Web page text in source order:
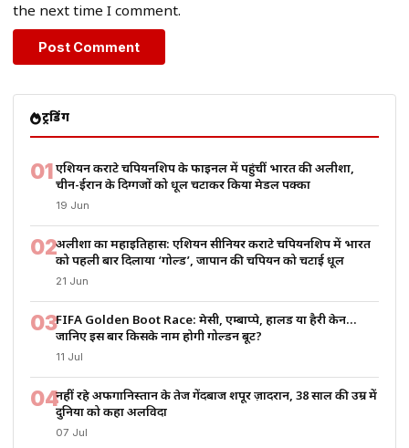
the next time I comment.
ट्रेंडिंग
01एशियन कराटे चैंपियनशिप के फाइनल में पहुंचीं भारत की अलीशा,
चीन-ईरान के दिग्गजों को धूल चटाकर किया मेडल पक्का
19 Jun
02अलीशा का महाइतिहास: एशियन सीनियर कराटे चैंपियनशिप में भारत
को पहली बार दिलाया ‘गोल्ड’, जापान की चैंपियन को चटाई धूल
21 Jun
03FIFA Golden Boot Race: मेसी, एम्बाप्पे, हालैंड या हैरी केन…
जानिए इस बार किसके नाम होगी गोल्डन बूट?
11 Jul
04नहीं रहे अफगानिस्तान के तेज गेंदबाज शपूर ज़ादरान, 38 साल की उम्र में
दुनिया को कहा अलविदा
07 Jul